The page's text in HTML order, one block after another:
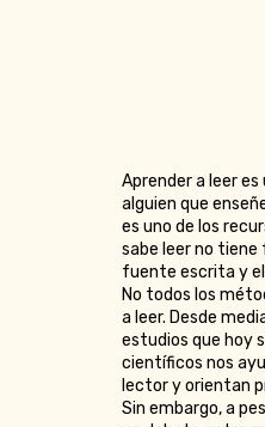
Aprender a leer
alguien que
es uno de los
sabe leer no tiene
fuente escrita y
No todos los
a leer. Desde
estudios que hoy
científicos nos
lector y orientan
Sin embargo, a